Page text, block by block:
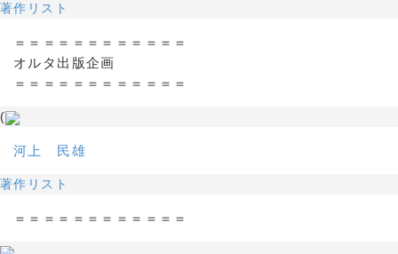
著作リスト
＝＝＝＝＝＝＝＝＝＝＝＝
オルタ出版企画
＝＝＝＝＝＝＝＝＝＝＝＝
(
河上 民雄
著作リスト
＝＝＝＝＝＝＝＝＝＝＝＝